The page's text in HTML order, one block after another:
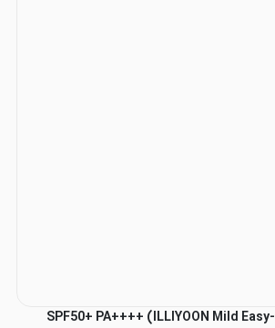
کرم ضد آفتاب ایلیون SPF50+ PA++++ (ILLIYOON Mild Easy-